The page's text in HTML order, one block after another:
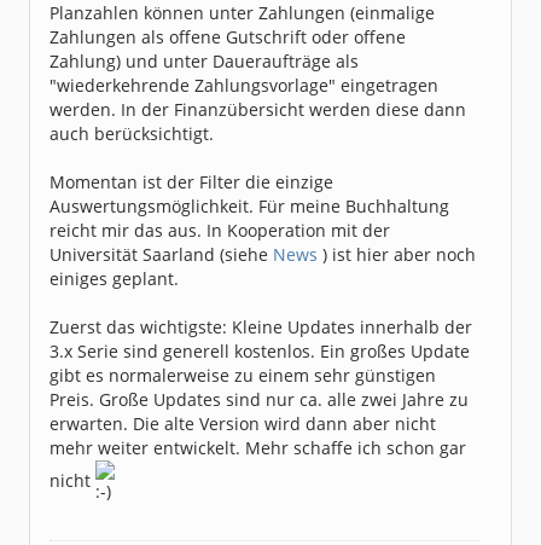
Planzahlen können unter Zahlungen (einmalige
Zahlungen als offene Gutschrift oder offene
Zahlung) und unter Daueraufträge als
"wiederkehrende Zahlungsvorlage" eingetragen
werden. In der Finanzübersicht werden diese dann
auch berücksichtigt.
Momentan ist der Filter die einzige
Auswertungsmöglichkeit. Für meine Buchhaltung
reicht mir das aus. In Kooperation mit der
Universität Saarland (siehe News ) ist hier aber noch
einiges geplant.
Zuerst das wichtigste: Kleine Updates innerhalb der
3.x Serie sind generell kostenlos. Ein großes Update
gibt es normalerweise zu einem sehr günstigen
Preis. Große Updates sind nur ca. alle zwei Jahre zu
erwarten. Die alte Version wird dann aber nicht
mehr weiter entwickelt. Mehr schaffe ich schon gar
nicht